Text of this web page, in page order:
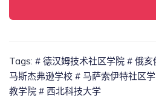
Tags: # 德汉姆技术社区学院 # 俄亥
马斯杰弗逊学校 # 马萨索伊特社区
教学院 # 西北科技大学